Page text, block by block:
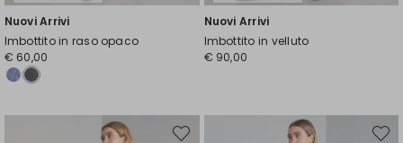
Nuovi Arrivi
Imbottito in raso opaco
€ 60,00
Nuovi Arrivi
Imbottito in velluto
€ 90,00
Sposta